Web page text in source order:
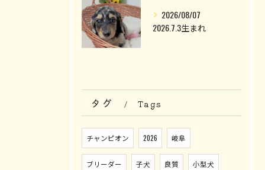
2026/08/07
2026.7.3生まれ
タグ Tags
チャンピオン 2026 岐阜
ブリーダー 子犬 良質 小型犬